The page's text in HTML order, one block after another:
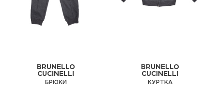
BRUNELLO
CUCINELLI
БРЮКИ
BRUNELLO
CUCINELLI
КУРТКА